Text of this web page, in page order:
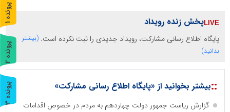
پخش زنده رویداد
پایگاه اطلاع رسانی مشارکت، رویداد جدیدی را ثبت نکرده است. (بیشتر
بدانید)
::بیشتر بخوانید از «پایگاه اطلاع رسانی مشارکت»
گزارش ریاست جمهور دولت چهاردهم به مردم در خصوص اقدامات
پ
ر
و
ن
د
ه
1
پ
ر
و
ن
د
ه
2
پ
ر
و
ن
د
ه
3